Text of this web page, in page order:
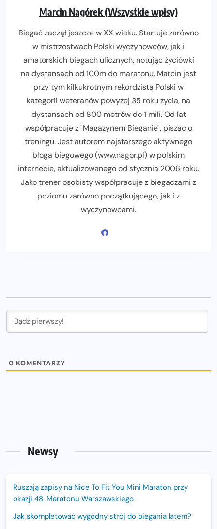
Marcin Nagórek (Wszystkie wpisy)
Biegać zaczął jeszcze w XX wieku. Startuje zarówno
w mistrzostwach Polski wyczynowców, jak i
amatorskich biegach ulicznych, notując życiówki
na dystansach od 100m do maratonu. Marcin jest
przy tym kilkukrotnym rekordzistą Polski w
kategorii weteranów powyżej 35 roku życia, na
dystansach od 800 metrów do 1 mili. Od lat
współpracuje z "Magazynem Bieganie", pisząc o
treningu. Jest autorem najstarszego aktywnego
bloga biegowego (www.nagor.pl) w polskim
internecie, aktualizowanego od stycznia 2006 roku.
Jako trener osobisty współpracuje z biegaczami z
poziomu zarówno początkującego, jak i z
wyczynowcami.
0 KOMENTARZY
Newsy
Ruszają zapisy na Nice To Fit You Mini Maraton przy
okazji 48. Maratonu Warszawskiego
Jak skompletować wygodny strój do biegania latem?